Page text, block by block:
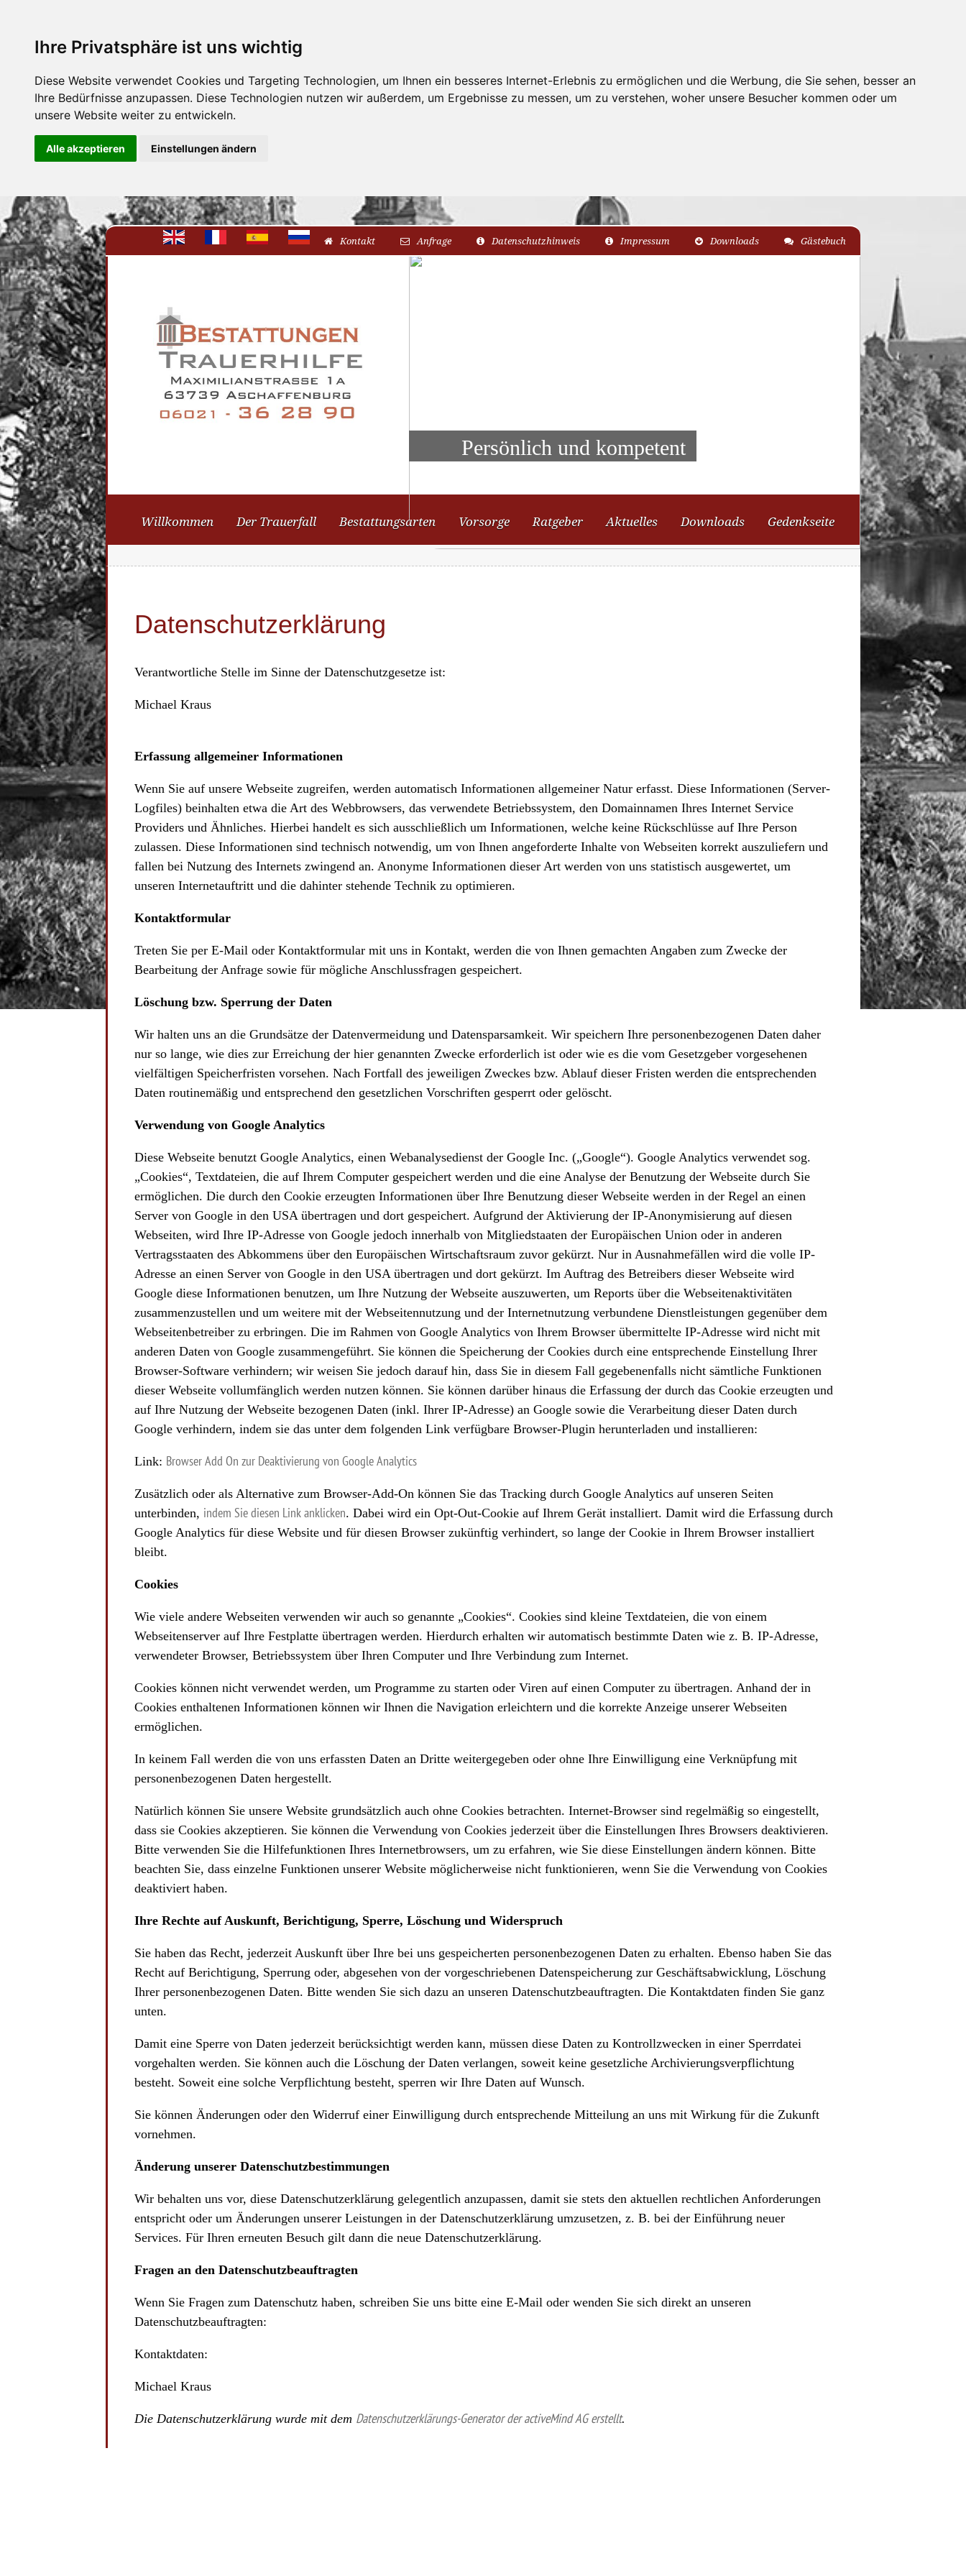
Ihre Privatsphäre ist uns wichtig
Diese Website verwendet Cookies und Targeting Technologien, um Ihnen ein besseres Internet-Erlebnis zu ermöglichen und die Werbung, die Sie sehen, besser an
Ihre Bedürfnisse anzupassen. Diese Technologien nutzen wir außerdem, um Ergebnisse zu messen, um zu verstehen, woher unsere Besucher kommen oder um
unsere Website weiter zu entwickeln.
Alle akzeptieren Einstellungen ändern
Kontakt Anfrage Datenschutzhinweis Impressum Downloads Gästebuch
Persönlich und kompetent
Willkommen Der Trauerfall Bestattungsarten Vorsorge Ratgeber Aktuelles Downloads Gedenkseite
Datenschutzerklärung
Verantwortliche Stelle im Sinne der Datenschutzgesetze ist:
Michael Kraus
Erfassung allgemeiner Informationen
Wenn Sie auf unsere Webseite zugreifen, werden automatisch Informationen allgemeiner Natur erfasst. Diese Informationen (Server-
Logfiles) beinhalten etwa die Art des Webbrowsers, das verwendete Betriebssystem, den Domainnamen Ihres Internet Service
Providers und Ähnliches. Hierbei handelt es sich ausschließlich um Informationen, welche keine Rückschlüsse auf Ihre Person
zulassen. Diese Informationen sind technisch notwendig, um von Ihnen angeforderte Inhalte von Webseiten korrekt auszuliefern und
fallen bei Nutzung des Internets zwingend an. Anonyme Informationen dieser Art werden von uns statistisch ausgewertet, um
unseren Internetauftritt und die dahinter stehende Technik zu optimieren.
Kontaktformular
Treten Sie per E-Mail oder Kontaktformular mit uns in Kontakt, werden die von Ihnen gemachten Angaben zum Zwecke der
Bearbeitung der Anfrage sowie für mögliche Anschlussfragen gespeichert.
Löschung bzw. Sperrung der Daten
Wir halten uns an die Grundsätze der Datenvermeidung und Datensparsamkeit. Wir speichern Ihre personenbezogenen Daten daher
nur so lange, wie dies zur Erreichung der hier genannten Zwecke erforderlich ist oder wie es die vom Gesetzgeber vorgesehenen
vielfältigen Speicherfristen vorsehen. Nach Fortfall des jeweiligen Zweckes bzw. Ablauf dieser Fristen werden die entsprechenden
Daten routinemäßig und entsprechend den gesetzlichen Vorschriften gesperrt oder gelöscht.
Verwendung von Google Analytics
Diese Webseite benutzt Google Analytics, einen Webanalysedienst der Google Inc. („Google“). Google Analytics verwendet sog.
„Cookies“, Textdateien, die auf Ihrem Computer gespeichert werden und die eine Analyse der Benutzung der Webseite durch Sie
ermöglichen. Die durch den Cookie erzeugten Informationen über Ihre Benutzung dieser Webseite werden in der Regel an einen
Server von Google in den USA übertragen und dort gespeichert. Aufgrund der Aktivierung der IP-Anonymisierung auf diesen
Webseiten, wird Ihre IP-Adresse von Google jedoch innerhalb von Mitgliedstaaten der Europäischen Union oder in anderen
Vertragsstaaten des Abkommens über den Europäischen Wirtschaftsraum zuvor gekürzt. Nur in Ausnahmefällen wird die volle IP-
Adresse an einen Server von Google in den USA übertragen und dort gekürzt. Im Auftrag des Betreibers dieser Webseite wird
Google diese Informationen benutzen, um Ihre Nutzung der Webseite auszuwerten, um Reports über die Webseitenaktivitäten
zusammenzustellen und um weitere mit der Webseitennutzung und der Internetnutzung verbundene Dienstleistungen gegenüber dem
Webseitenbetreiber zu erbringen. Die im Rahmen von Google Analytics von Ihrem Browser übermittelte IP-Adresse wird nicht mit
anderen Daten von Google zusammengeführt. Sie können die Speicherung der Cookies durch eine entsprechende Einstellung Ihrer
Browser-Software verhindern; wir weisen Sie jedoch darauf hin, dass Sie in diesem Fall gegebenenfalls nicht sämtliche Funktionen
dieser Webseite vollumfänglich werden nutzen können. Sie können darüber hinaus die Erfassung der durch das Cookie erzeugten und
auf Ihre Nutzung der Webseite bezogenen Daten (inkl. Ihrer IP-Adresse) an Google sowie die Verarbeitung dieser Daten durch
Google verhindern, indem sie das unter dem folgenden Link verfügbare Browser-Plugin herunterladen und installieren:
Link: Browser Add On zur Deaktivierung von Google Analytics
Zusätzlich oder als Alternative zum Browser-Add-On können Sie das Tracking durch Google Analytics auf unseren Seiten
unterbinden, indem Sie diesen Link anklicken. Dabei wird ein Opt-Out-Cookie auf Ihrem Gerät installiert. Damit wird die Erfassung durch
Google Analytics für diese Website und für diesen Browser zukünftig verhindert, so lange der Cookie in Ihrem Browser installiert
bleibt.
Cookies
Wie viele andere Webseiten verwenden wir auch so genannte „Cookies“. Cookies sind kleine Textdateien, die von einem
Webseitenserver auf Ihre Festplatte übertragen werden. Hierdurch erhalten wir automatisch bestimmte Daten wie z. B. IP-Adresse,
verwendeter Browser, Betriebssystem über Ihren Computer und Ihre Verbindung zum Internet.
Cookies können nicht verwendet werden, um Programme zu starten oder Viren auf einen Computer zu übertragen. Anhand der in
Cookies enthaltenen Informationen können wir Ihnen die Navigation erleichtern und die korrekte Anzeige unserer Webseiten
ermöglichen.
In keinem Fall werden die von uns erfassten Daten an Dritte weitergegeben oder ohne Ihre Einwilligung eine Verknüpfung mit
personenbezogenen Daten hergestellt.
Natürlich können Sie unsere Website grundsätzlich auch ohne Cookies betrachten. Internet-Browser sind regelmäßig so eingestellt,
dass sie Cookies akzeptieren. Sie können die Verwendung von Cookies jederzeit über die Einstellungen Ihres Browsers deaktivieren.
Bitte verwenden Sie die Hilfefunktionen Ihres Internetbrowsers, um zu erfahren, wie Sie diese Einstellungen ändern können. Bitte
beachten Sie, dass einzelne Funktionen unserer Website möglicherweise nicht funktionieren, wenn Sie die Verwendung von Cookies
deaktiviert haben.
Ihre Rechte auf Auskunft, Berichtigung, Sperre, Löschung und Widerspruch
Sie haben das Recht, jederzeit Auskunft über Ihre bei uns gespeicherten personenbezogenen Daten zu erhalten. Ebenso haben Sie das
Recht auf Berichtigung, Sperrung oder, abgesehen von der vorgeschriebenen Datenspeicherung zur Geschäftsabwicklung, Löschung
Ihrer personenbezogenen Daten. Bitte wenden Sie sich dazu an unseren Datenschutzbeauftragten. Die Kontaktdaten finden Sie ganz
unten.
Damit eine Sperre von Daten jederzeit berücksichtigt werden kann, müssen diese Daten zu Kontrollzwecken in einer Sperrdatei
vorgehalten werden. Sie können auch die Löschung der Daten verlangen, soweit keine gesetzliche Archivierungsverpflichtung
besteht. Soweit eine solche Verpflichtung besteht, sperren wir Ihre Daten auf Wunsch.
Sie können Änderungen oder den Widerruf einer Einwilligung durch entsprechende Mitteilung an uns mit Wirkung für die Zukunft
vornehmen.
Änderung unserer Datenschutzbestimmungen
Wir behalten uns vor, diese Datenschutzerklärung gelegentlich anzupassen, damit sie stets den aktuellen rechtlichen Anforderungen
entspricht oder um Änderungen unserer Leistungen in der Datenschutzerklärung umzusetzen, z. B. bei der Einführung neuer
Services. Für Ihren erneuten Besuch gilt dann die neue Datenschutzerklärung.
Fragen an den Datenschutzbeauftragten
Wenn Sie Fragen zum Datenschutz haben, schreiben Sie uns bitte eine E-Mail oder wenden Sie sich direkt an unseren
Datenschutzbeauftragten:
Kontaktdaten:
Michael Kraus
Die Datenschutzerklärung wurde mit dem Datenschutzerklärungs-Generator der activeMind AG erstellt.